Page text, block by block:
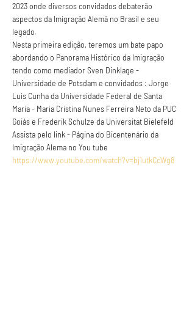
2023 onde diversos convidados debaterão
aspectos da Imigração Alemã no Brasil e seu
legado.
Nesta primeira edição, teremos um bate papo
abordando o Panorama Histórico da Imigração
tendo como mediador Sven Dinklage -
Universidade de Potsdam e convidados : Jorge
Luis Cunha da Universidade Federal de Santa
Maria - Maria Cristina Nunes Ferreira Neto da PUC
Goiás e Frederik Schulze da Universitat Bielefeld
Assista pelo link - Página do Bicentenário da
Imigração Alema no You tube
https://www.youtube.com/watch?v=bj1utkCcWg8